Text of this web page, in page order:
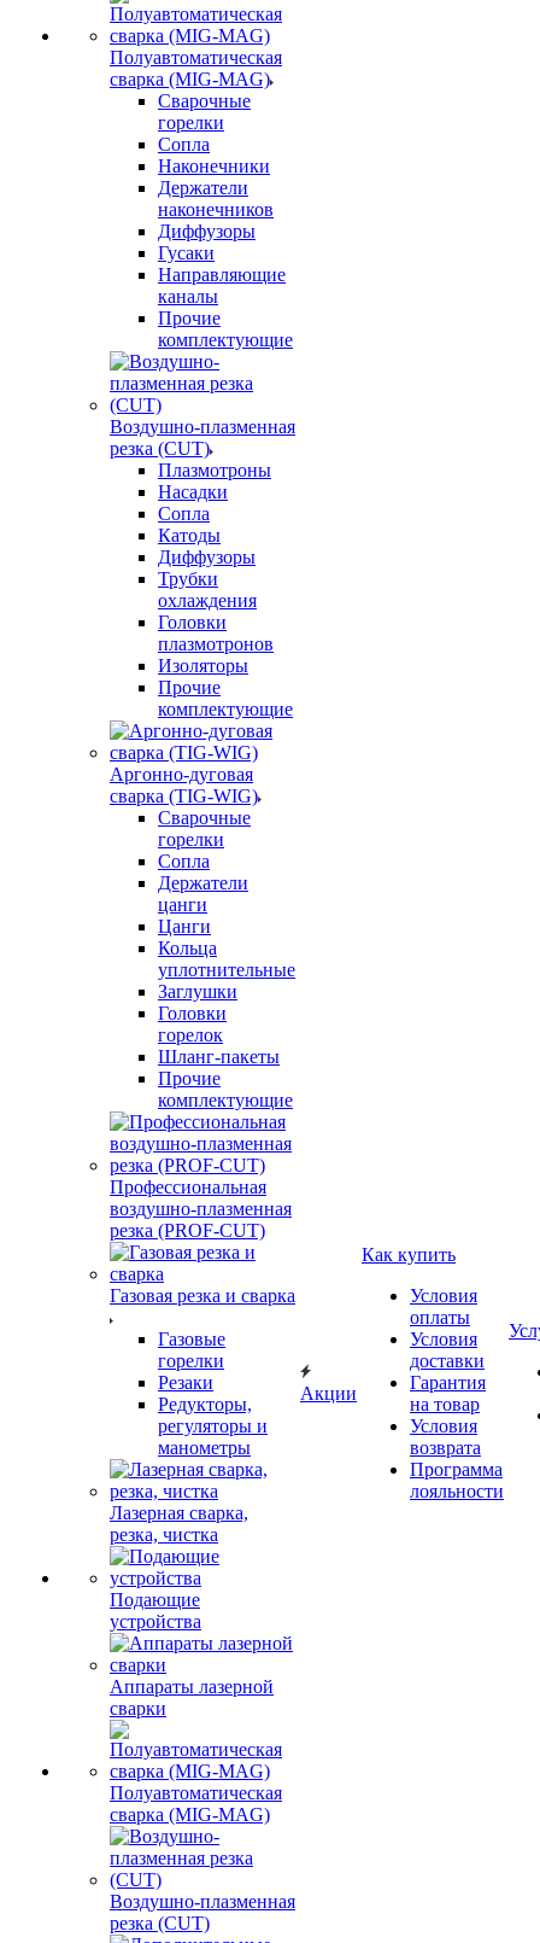
Полуавтоматическая
сварка (MIG-MAG)
Сварочные
горелки
Сопла
Наконечники
Держатели
наконечников
Диффузоры
Гусаки
Направляющие
каналы
Прочие
комплектующие
Воздушно-плазменная
резка (CUT)
Плазмотроны
Насадки
Сопла
Катоды
Диффузоры
Трубки
охлаждения
Головки
плазмотронов
Изоляторы
Прочие
комплектующие
Аргонно-дуговая
сварка (TIG-WIG)
Сварочные
горелки
Сопла
Держатели
цанги
Цанги
Кольца
уплотнительные
Заглушки
Головки
горелок
Шланг-пакеты
Прочие
комплектующие
Профессиональная
воздушно-плазменная
резка (PROF-CUT)
Газовая резка и сварка
Газовые
горелки
Резаки
Редукторы,
регуляторы и
манометры
Лазерная сварка,
резка, чистка
Подающие
устройства
Аппараты лазерной
сварки
Полуавтоматическая
сварка (MIG-MAG)
Воздушно-плазменная
резка (CUT)
Акции
Как купить
Условия
оплаты
Условия
доставки
Гарантия
на товар
Условия
возврата
Программа
лояльности